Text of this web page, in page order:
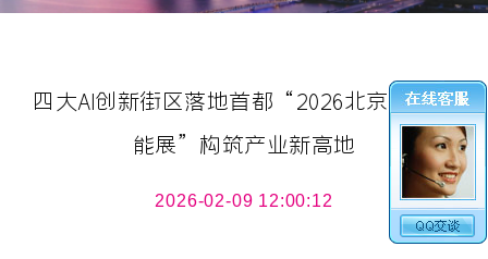
四大AI创新街区落地首都“2026北京人工智
能展”构筑产业新高地
2026-02-09 12:00:12